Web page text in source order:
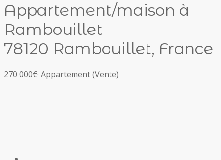
Appartement/maison à
Rambouillet
78120 Rambouillet, France
270 000€· Appartement(Vente)